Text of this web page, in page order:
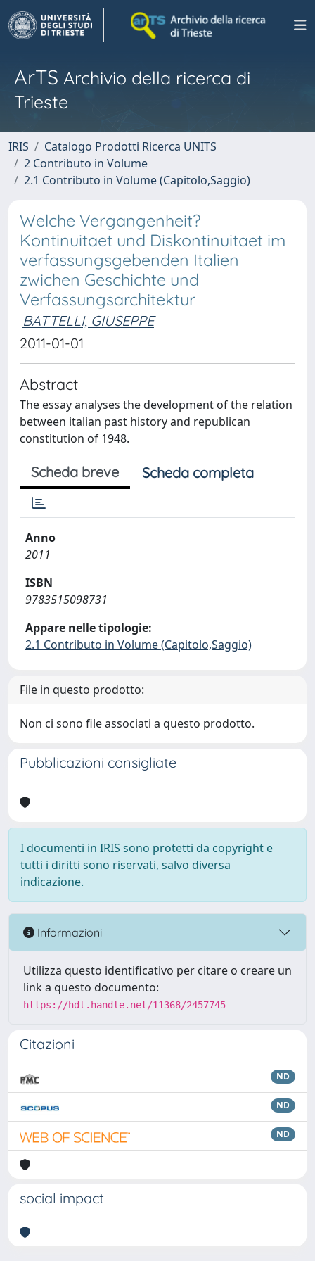
ArTS Archivio della ricerca di
Trieste
IRIS
Catalogo Prodotti Ricerca UNITS
2 Contributo in Volume
2.1 Contributo in Volume (Capitolo,Saggio)
Welche Vergangenheit?
Kontinuitaet und Diskontinuitaet im
verfassungsgebenden Italien
zwichen Geschichte und
Verfassungsarchitektur
BATTELLI, GIUSEPPE
2011-01-01
Abstract
The essay analyses the development of the relation
between italian past history and republican
constitution of 1948.
Scheda breve Scheda completa
Anno
2011
ISBN
9783515098731
Appare nelle tipologie:
2.1 Contributo in Volume (Capitolo,Saggio)
File in questo prodotto:
Non ci sono file associati a questo prodotto.
Pubblicazioni consigliate
I documenti in IRIS sono protetti da copyright e
tutti i diritti sono riservati, salvo diversa
indicazione.
Informazioni
Utilizza questo identificativo per citare o creare un
link a questo documento:
https://hdl.handle.net/11368/2457745
Citazioni
ND
ND
ND
social impact